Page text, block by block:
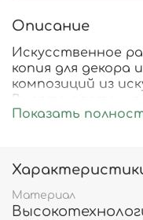
Описание
Искусственное
копия для
композиций из
Высота
см.
Показать
Материал